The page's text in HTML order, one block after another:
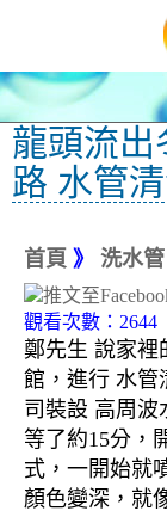
龍頭流出
路 水管
首頁 》 洗水管
觀看次數：2644
鄭先生 說家裡
館，進行 水管
司裝設 高周波
等了約15分，
式，一開始就
顏色變深，就